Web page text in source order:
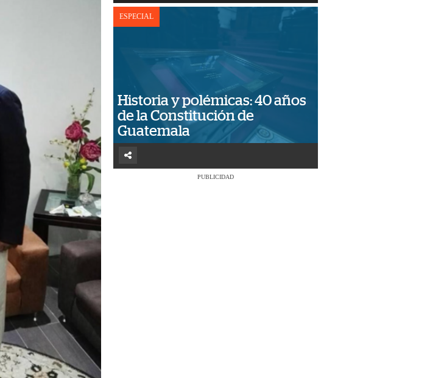
ESPECIAL
Historia y polémicas: 40 años
de la Constitución de
Guatemala
PUBLICIDAD